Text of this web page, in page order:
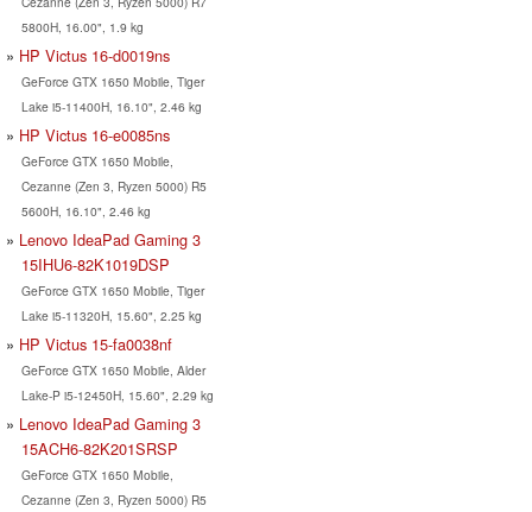
5800H, 16.00", 1.9 kg
HP Victus 16-d0019ns
GeForce GTX 1650 Mobile, Tiger
Lake i5-11400H, 16.10", 2.46 kg
HP Victus 16-e0085ns
GeForce GTX 1650 Mobile,
Cezanne (Zen 3, Ryzen 5000) R5
5600H, 16.10", 2.46 kg
Lenovo IdeaPad Gaming 3
15IHU6-82K1019DSP
GeForce GTX 1650 Mobile, Tiger
Lake i5-11320H, 15.60", 2.25 kg
HP Victus 15-fa0038nf
GeForce GTX 1650 Mobile, Alder
Lake-P i5-12450H, 15.60", 2.29 kg
Lenovo IdeaPad Gaming 3
15ACH6-82K201SRSP
GeForce GTX 1650 Mobile,
Cezanne (Zen 3, Ryzen 5000) R5